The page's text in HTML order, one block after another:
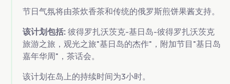
节日气氛将由茶炊香茶和传统的俄罗斯煎饼果酱支持。
该计划包括: 彼得罗扎沃茨克-基日岛-彼得罗扎沃茨克
旅游之旅，观光之旅"基日岛的杰作"，附加节目"基日岛
嘉年华周"，茶话会。
该计划在岛上的持续时间为3小时。